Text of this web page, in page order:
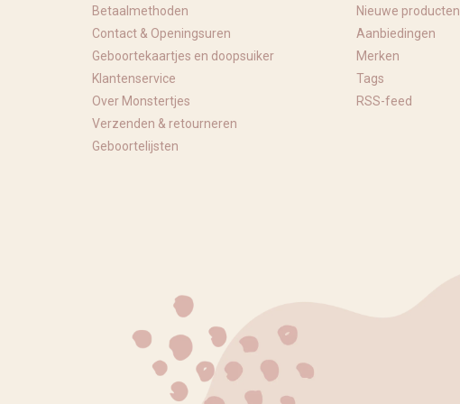
Betaalmethoden
Contact & Openingsuren
Geboortekaartjes en doopsuiker
Klantenservice
Over Monstertjes
Verzenden & retourneren
Geboortelijsten
Nieuwe producten
Aanbiedingen
Merken
Tags
RSS-feed